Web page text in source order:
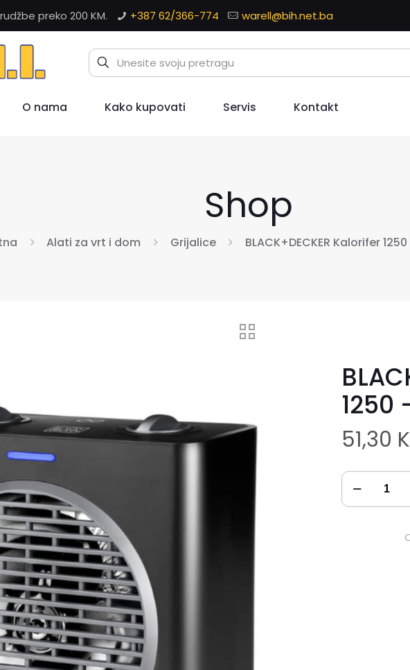
preko 200 KM. +387 62/366-774 warell@bih.net.ba
O nama Kako kupovati Servis Kontakt
Shop
Alati za vrt i dom Grijalice BLACK+DECKER Kalorifer
1250
51,30